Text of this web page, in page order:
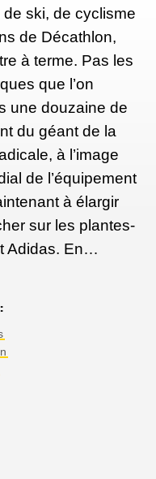
ski, de cyclisme
de Décathlon,
à terme. Pas les
que l’on
une douzaine de
du géant de la
à l’image
de l’équipement
à élargir
sur les plantes-
Adidas. En…